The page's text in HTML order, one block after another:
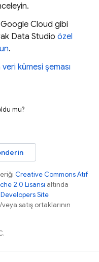
Google Cloud gibi
Data Studio özel
.
kümesi şeması
mu?
Creative Commons Atıf
2.0 Lisansı altında
Site
satış ortaklarının